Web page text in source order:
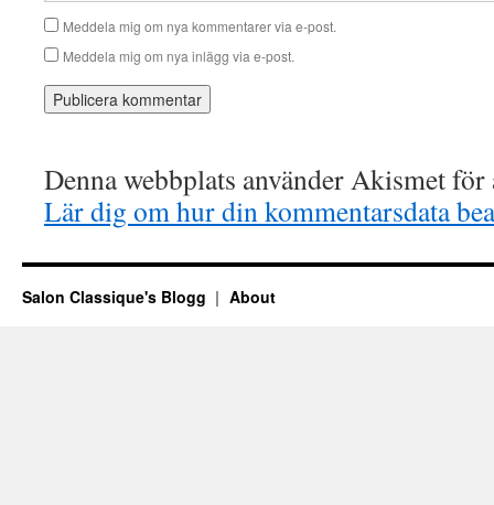
Meddela mig om nya kommentarer via e-post.
Meddela mig om nya inlägg via e-post.
Denna webbplats använder Akismet
Lär dig om hur din kommentarsdata
Salon Classique's Blogg About